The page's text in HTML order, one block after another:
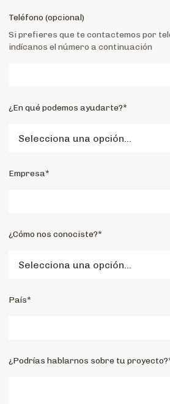
Teléfono (opcional)
Si prefieres que te contactemos por
indícanos el número a continuación
¿En qué podemos ayudarte?*
Empresa*
¿Cómo nos conociste?*
País*
¿Podrías hablarnos sobre tu